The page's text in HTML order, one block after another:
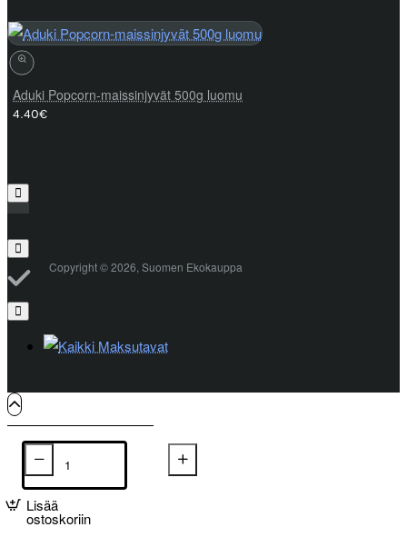
Lisää
ostoskoriin
Aduki Popcorn-maissinjyvät 500g luomu
4.40€
Copyright © 2026, Suomen Ekokauppa